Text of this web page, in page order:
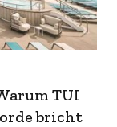
TUI
bricht